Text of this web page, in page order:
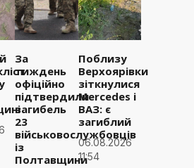
За
тиждень
офіційно
підтвердили
загибель
23
військовослужбовців
із
Полтавщини
Поблизу
Верхоярівки
зіткнулися
Mercedes і
ВАЗ: є
загиблий
06.08.2026
11:54